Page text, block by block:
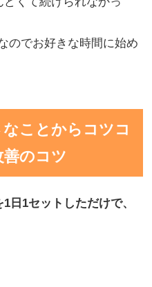
のでお好きな時間に始め
ことからコツコ
のコツ
1日1セットしただけで、